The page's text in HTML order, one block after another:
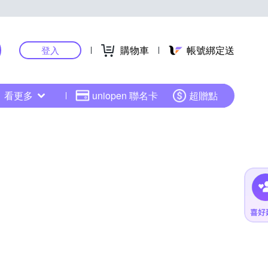
登入 購物車 帳號綁定送
看更多 uniopen 聯名卡 超贈點